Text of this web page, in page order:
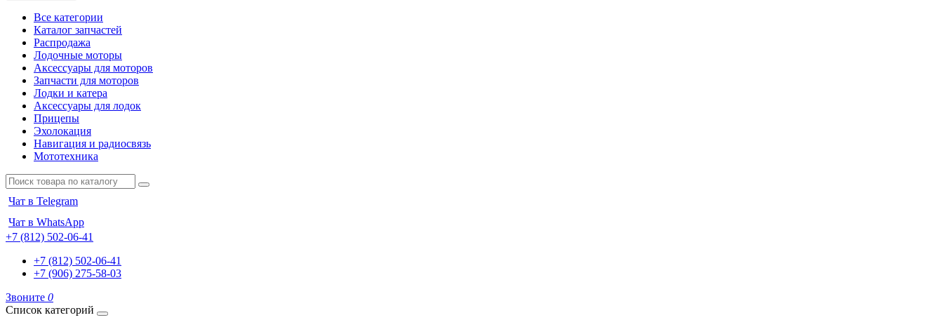
Все категории
Каталог запчастей
Распродажа
Лодочные моторы
Аксессуары для моторов
Запчасти для моторов
Лодки и катера
Аксессуары для лодок
Прицепы
Эхолокация
Навигация и радиосвязь
Мототехника
Чат в Telegram
Чат в WhatsApp
+7 (812) 502-06-41
+7 (812) 502-06-41
+7 (906) 275-58-03
Звоните 0
Список категорий